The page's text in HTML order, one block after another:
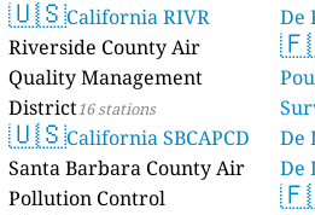
🇺🇸California RIVR
Riverside County Air
Quality Management
District16 stations
🇺🇸California SBCAPCD
Santa Barbara County Air
Pollution Control
De
De
De